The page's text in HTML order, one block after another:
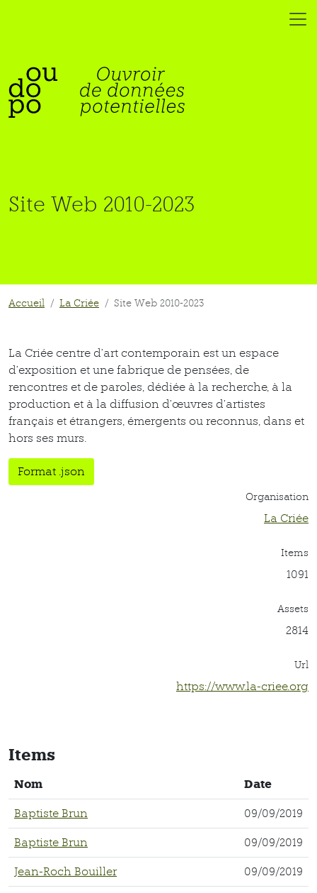
Site Web 2010-2023
Accueil La Criée Site Web 2010-2023
La Criée centre d’art contemporain est un espace
d’exposition et une fabrique de pensées, de
rencontres et de paroles, dédiée à la recherche, à la
production et à la diffusion d’œuvres d’artistes
français et étrangers, émergents ou reconnus, dans et
hors ses murs.
Format .json
Organisation
La Criée
Items
1091
Assets
2814
Url
https://www.la-criee.org
Items
Nom Date
Baptiste Brun 09/09/2019
Baptiste Brun 09/09/2019
Jean-Roch Bouiller 09/09/2019